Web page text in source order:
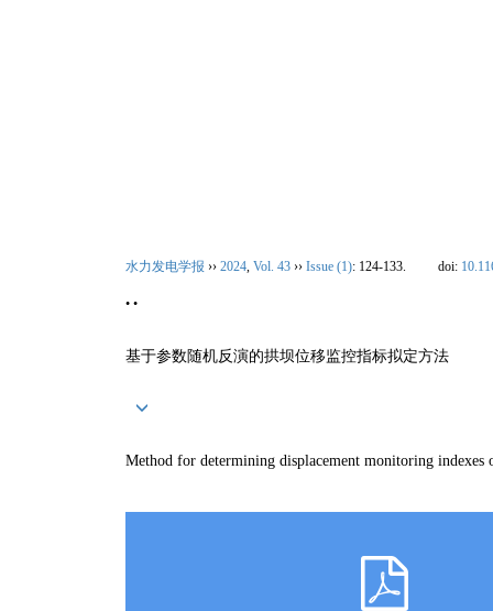
水力发电学报 ›› 2024, Vol. 43 ›› Issue (1): 124-133. doi:
• •
基于参数随机反演的拱坝位移监控指标拟定方法
Method for determining displacement monitoring indexes